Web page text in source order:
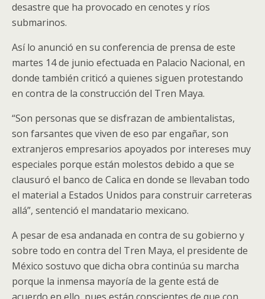
desastre que ha provocado en cenotes y ríos
submarinos.
Así lo anunció en su conferencia de prensa de este
martes 14 de junio efectuada en Palacio Nacional, en
donde también criticó a quienes siguen protestando
en contra de la construcción del Tren Maya.
“Son personas que se disfrazan de ambientalistas,
son farsantes que viven de eso par engañar, son
extranjeros empresarios apoyados por intereses muy
especiales porque están molestos debido a que se
clausuró el banco de Calica en donde se llevaban todo
el material a Estados Unidos para construir carreteras
allá”, sentenció el mandatario mexicano.
A pesar de esa andanada en contra de su gobierno y
sobre todo en contra del Tren Maya, el presidente de
México sostuvo que dicha obra continúa su marcha
porque la inmensa mayoría de la gente está de